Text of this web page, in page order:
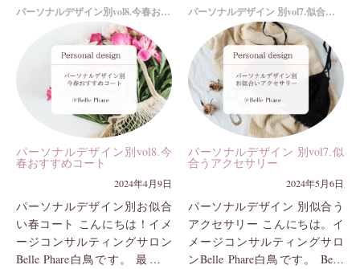
には、ファッションのお似合
いポイントが分かる...
この頃。サロンでは、パーソ
ナルカラー診断...
パーソナルデザイン別vol8.今春おすすめコート
パーソナルデザイン別vol8.今
春おすすめコート
2024年4月9日
パーソナルデザイン別お似合
い春コート こんにちは！イメ
ージコンサルティングサロン
Belle Phare白鳥です。 最近よ
パーソナルデザイン 別vol7.似合うアクセサリー
パーソナルデザイン 別vol7.似
合うアクセサリー
2024年5月6日
パーソナルデザイン 別似合う
アクセサリー こんにちは。イ
メージコンサルティングサロ
ンBelle Phare白鳥です。 Belle